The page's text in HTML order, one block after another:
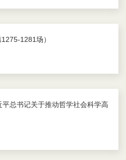
1281场）
总书记关于推动哲学社会科学高